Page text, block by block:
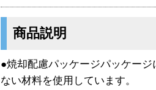
商品説明
●焼却配慮パッケージパッケー
ない材料を使用しています。